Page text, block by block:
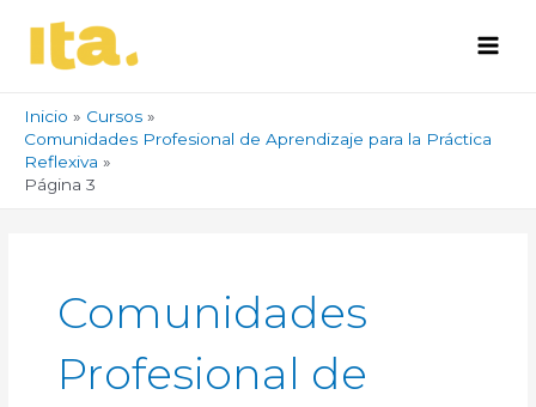
contenido
Inicio
Cursos
Comunidades Profesional de Aprendizaje para la Práctica
Reflexiva
Página 3
Comunidades
Profesional de
pagination